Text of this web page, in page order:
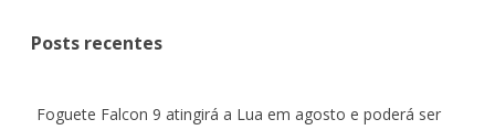
Posts recentes
Foguete Falcon 9 atingirá a Lua em agosto e poderá ser